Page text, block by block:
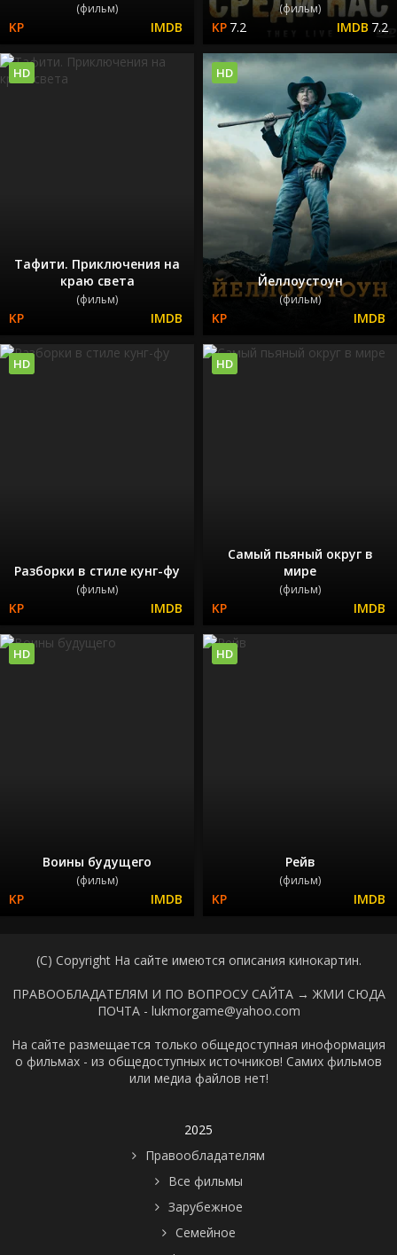
(фильм) (фильм)
7.2 7.2
Тафити. Приключения на
краю света
(фильм)
HD
Йеллоустоун
(фильм)
HD
Разборки в стиле кунг-фу
(фильм)
HD
Самый пьяный округ в
мире
(фильм)
HD
Воины будущего
(фильм)
HD
Рейв
(фильм)
HD
(C) Copyright На сайте имеются описания кинокартин.
ПРАВООБЛАДАТЕЛЯМ И ПО ВОПРОСУ САЙТА → ЖМИ СЮДА
ПОЧТА - lukmorgame@yahoo.com
На сайте размещается только общедоступная иноформация
о фильмах - из общедоступных источников! Самих фильмов
или медиа файлов нет!
2025
Правообладателям
Все фильмы
Зарубежное
Семейное